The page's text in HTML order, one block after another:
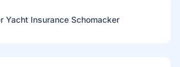
Yacht Insurance Schomacker